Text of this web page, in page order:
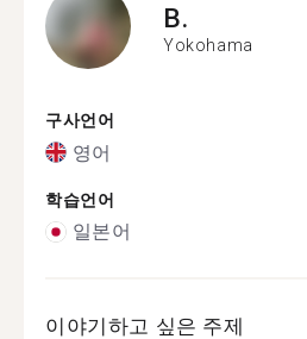
B.
Yokohama
구사언어
영어
학습언어
일본어
이야기하고 싶은 주제